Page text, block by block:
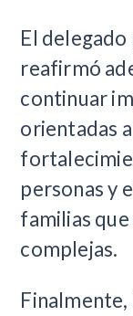
El
reafirmó
continuar
orientadas
personas y
familias
complejas.
Finalmente,